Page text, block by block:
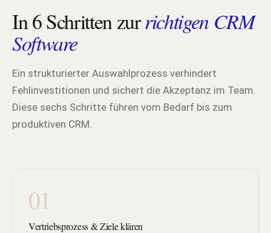
In 6 Schritten zurrichtigen CRM
Software
Ein strukturierter Auswahlprozess verhindert
Fehlinvestitionen und sichert die Akzeptanz im Team.
Diese sechs Schritte führen vom Bedarf bis zum
produktiven CRM.
01
Vertriebsprozess & Ziele klären